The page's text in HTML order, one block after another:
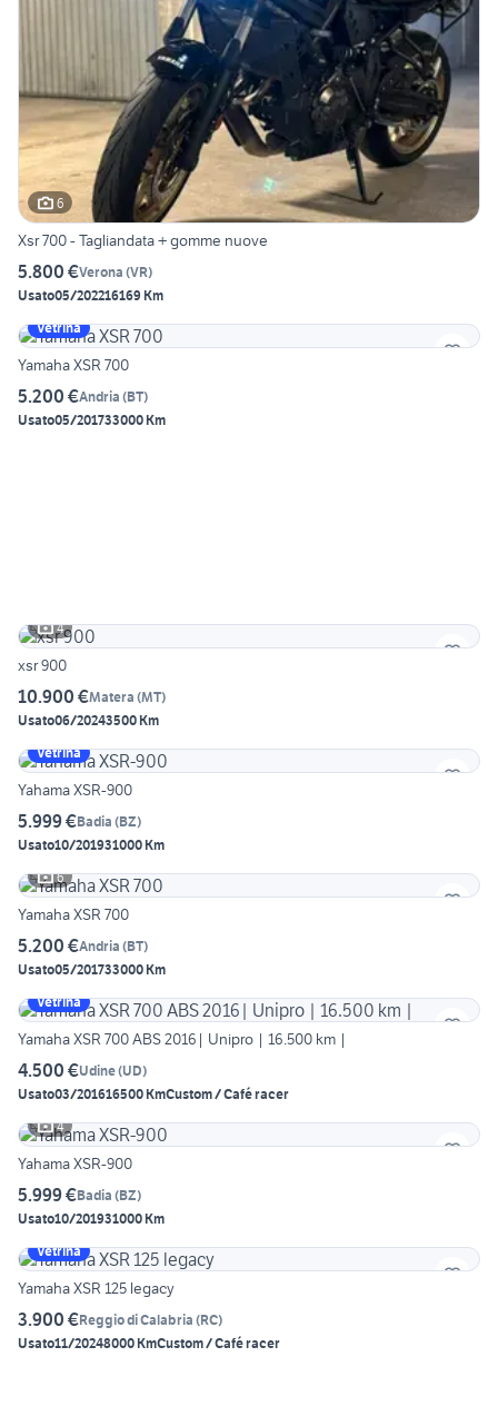
6
Xsr 700 - Tagliandata + gomme nuove
5.800 €Verona (VR)
Usato05/202216169 Km
Vetrina
Yamaha XSR 700
5.200 €Andria (BT)
Usato05/201733000 Km
4
xsr 900
10.900 €Matera (MT)
Usato06/20243500 Km
Vetrina
Yahama XSR-900
5.999 €Badia (BZ)
Usato10/201931000 Km
6
Yamaha XSR 700
5.200 €Andria (BT)
Usato05/201733000 Km
Vetrina
Yamaha XSR 700 ABS 2016| Unipro | 16.500 km |
4.500 €Udine(UD)
Usato03/201616500 KmCustom / Café racer
4
Yahama XSR-900
5.999 €Badia (BZ)
Usato10/201931000 Km
Vetrina
Yamaha XSR 125 legacy
3.900 €Reggio di Calabria (RC)
Usato11/20248000 KmCustom / Café racer